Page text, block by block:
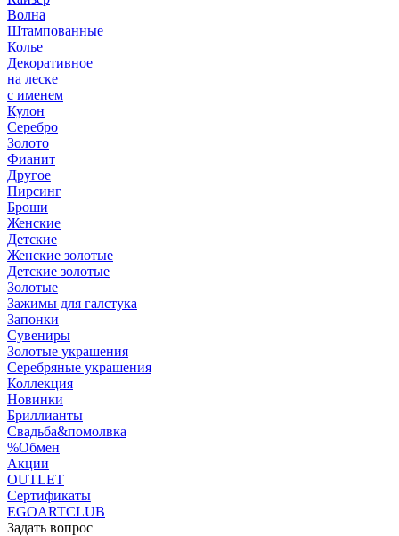
Волна
Штампованные
Колье
Декоративное
на леске
с именем
Кулон
Серебро
Золото
Фианит
Другое
Пирсинг
Броши
Женские
Детские
Женские золотые
Детские золотые
Золотые
Зажимы для галстука
Запонки
Сувениры
Золотые украшения
Серебряные украшения
Коллекция
Новинки
Бриллианты
Свадьба&помолвка
%Обмен
Акции
OUTLET
Сертификаты
EGOARTCLUB
Задать вопрос